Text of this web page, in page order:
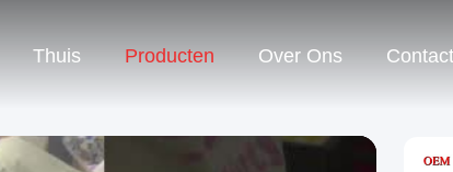
Thuis Producten Over Ons